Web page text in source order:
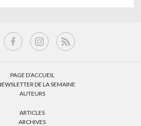
PAGE D’ACCUEIL
DE LA SEMAINE
AUTEURS
ARTICLES
ARCHIVES